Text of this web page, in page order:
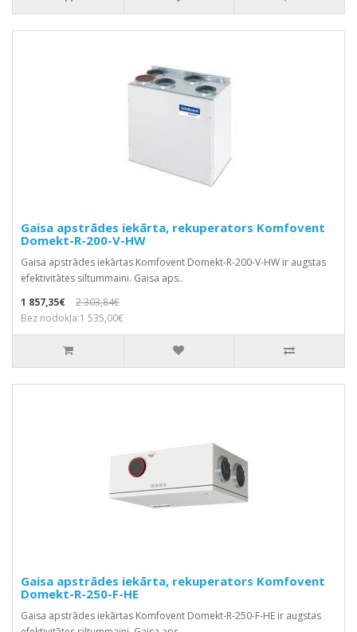
Gaisa apstrādes iekārta, rekuperators Komfovent
Domekt-R-200-V-HW
Gaisa apstrādes iekārtas Komfovent Domekt-R-200-V-HW ir augstas
efektivitātes siltummaini. Gaisa aps..
1 857,35€
2 303,84€
Bez nodokļa:1 535,00€
Gaisa apstrādes iekārta, rekuperators Komfovent
Domekt-R-250-F-HE
Gaisa apstrādes iekārtas Komfovent Domekt-R-250-F-HE ir augstas